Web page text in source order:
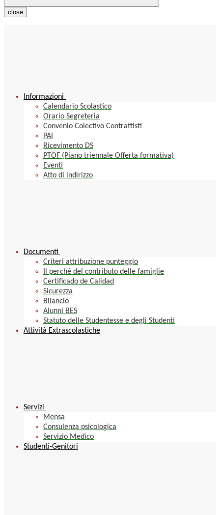
close
Informazioni
Calendario Scolastico
Orario Segreteria
Convenio Colectivo Contrattisti
PAI
Ricevimento DS
PTOF (Piano triennale Offerta formativa)
Eventi
Atto di indirizzo
Documenti
Criteri attribuzione punteggio
Il perché del contributo delle famiglie
Certificado de Calidad
Sicurezza
Bilancio
Alunni BES
Statuto delle Studentesse e degli Studenti
Attività Extrascolastiche
Servizi
Mensa
Consulenza psicologica
Servizio Medico
Studenti-Genitori